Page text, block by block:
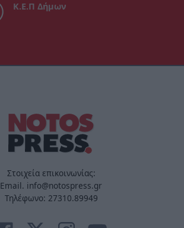
Κ.Ε.Π Δήμων
Στοιχεία επικοινωνίας:
Email. info@notospress.gr
Τηλέφωνο: 27310.89949